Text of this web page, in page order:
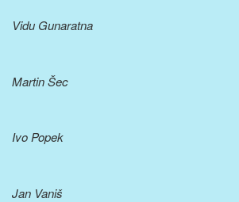
Vidu Gunaratna
Martin Šec
Ivo Popek
Jan Vaniš